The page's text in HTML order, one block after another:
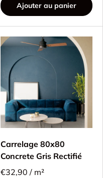
Ajouter au panier
Carrelage 80x80
Concrete Gris Rectifié
€32,90 / m²